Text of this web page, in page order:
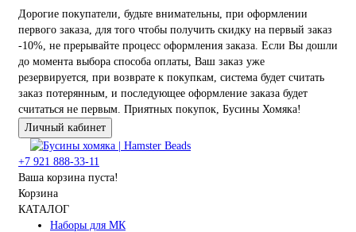
Дорогие покупатели, будьте внимательны, при оформлении
первого заказа, для того чтобы получить скидку на первый заказ
-10%, не прерывайте процесс оформления заказа. Если Вы дошли
до момента выбора способа оплаты, Ваш заказ уже
резервируется, при возврате к покупкам, система будет считать
заказ потерянным, и последующее оформление заказа будет
считаться не первым. Приятных покупок, Бусины Хомяка!
Личный кабинет
+7 921 888-33-11
Ваша корзина пуста!
Корзина
КАТАЛОГ
Наборы для МК